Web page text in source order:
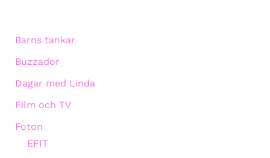
Barns tankar
Buzzador
Dagar med Linda
Film och TV
Foton
EFIT